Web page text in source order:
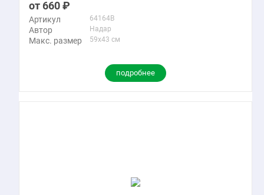
660
Артикул 64164B
Автор Надар
Макс. размер 59x43 см
подробнее